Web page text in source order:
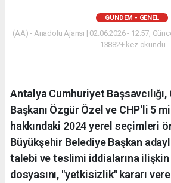
GÜNDEM - GENEL
(AA) - Anadolu Ajansı | 02.06.2026 - 12:57,
13882+ kez okundu.
Antalya Cumhuriyet
Başkanı Özgür Özel ve CHP'li 5
hakkındaki 2024 yerel seçimleri
Büyükşehir Belediye Başkan
talebi ve teslimi iddialarına
dosyasını, "yetkisizlik" kararı